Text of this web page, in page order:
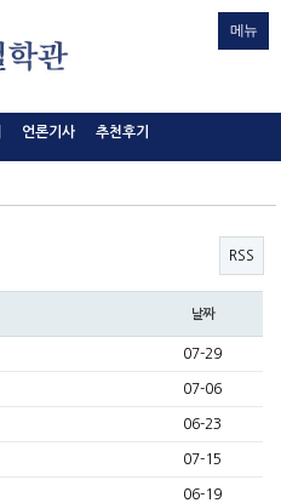
메뉴
언론기사 추천후기
RSS
날짜
07-29
07-06
06-23
07-15
06-19